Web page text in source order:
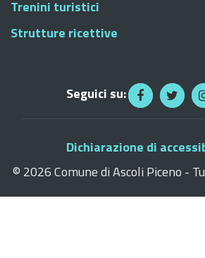
Trenini turistici
Strutture ricettive
Seguici su:
Dichiarazione di
© 2026 Comune di Ascoli Piceno -